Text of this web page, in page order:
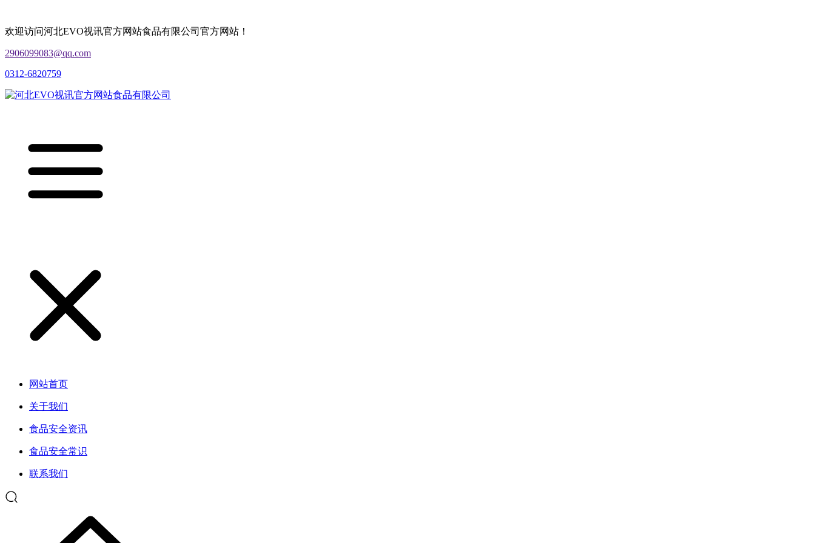
欢迎访问河北EVO视讯官方网站食品有限公司官方网站！
2906099083@qq.com
0312-6820759
网站首页
关于我们
食品安全资讯
食品安全常识
联系我们